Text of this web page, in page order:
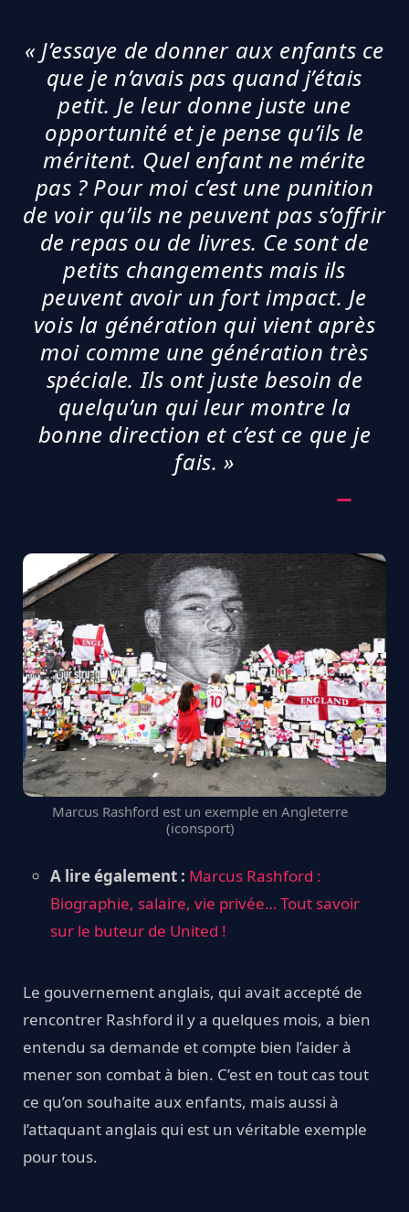
« J’essaye de donner aux enfants ce
que je n’avais pas quand j’étais
petit. Je leur donne juste une
opportunité et je pense qu’ils le
méritent. Quel enfant ne mérite
pas ? Pour moi c’est une punition
de voir qu’ils ne peuvent pas s’offrir
de repas ou de livres​. Ce sont de
petits changements mais ils
peuvent avoir un fort impact. Je
vois la génération qui vient après
moi comme une génération très
spéciale. Ils ont juste besoin de
quelqu’un qui leur montre la
bonne direction et c’est ce que je
fais. »
Marcus Rashford est un exemple en Angleterre
(iconsport)
A lire également : Marcus Rashford :
Biographie, salaire, vie privée… Tout savoir
sur le buteur de United !
Le gouvernement anglais, qui avait accepté de
rencontrer Rashford il y a quelques mois, a bien
entendu sa demande et compte bien l’aider à
mener son combat à bien. C’est en tout cas tout
ce qu’on souhaite aux enfants, mais aussi à
l’attaquant anglais qui est un véritable exemple
pour tous.